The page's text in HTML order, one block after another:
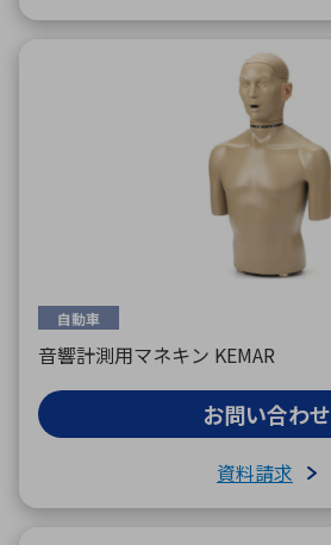
自動車
音響計測用マネキン KEMAR
お問い合わせ
資料請求